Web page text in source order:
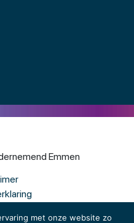
met onze website zo
Emmen